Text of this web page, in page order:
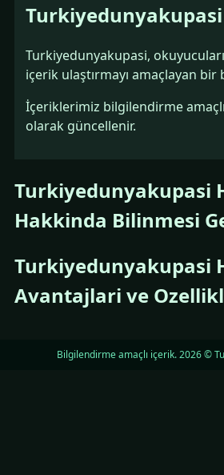
Turkiyedunyakupasi
Turkiyedunyakupasi,
içerik ulaştırmayı amaçlayan bir
İçeriklerimiz bilgilendirme
olarak güncellenir.
Turkiyedunyakupasi
Hakkinda Bilinmesi
Turkiyedunyakupasi
Avantajlari ve
Bilgilendirme amaçlı içerik. 2026 ©